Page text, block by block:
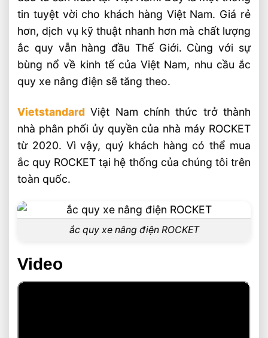
tin tuyệt vời cho khách hàng Việt Nam. Giá rẻ
hơn, dịch vụ kỹ thuật nhanh hơn mà chất lượng
ắc quy vẫn hàng đầu Thế Giới. Cùng với sự
bùng nổ về kinh tế của Việt Nam, nhu cầu ắc
quy xe nâng điện sẽ tăng theo.
Vietstandard Việt Nam chính thức trở thành
nhà phân phối ủy quyền của nhà máy ROCKET
từ 2020. Vì vậy, quý khách hàng có thể mua
ắc quy ROCKET tại hệ thống của chúng tôi trên
toàn quốc.
ắc quy xe nâng điện ROCKET
Video